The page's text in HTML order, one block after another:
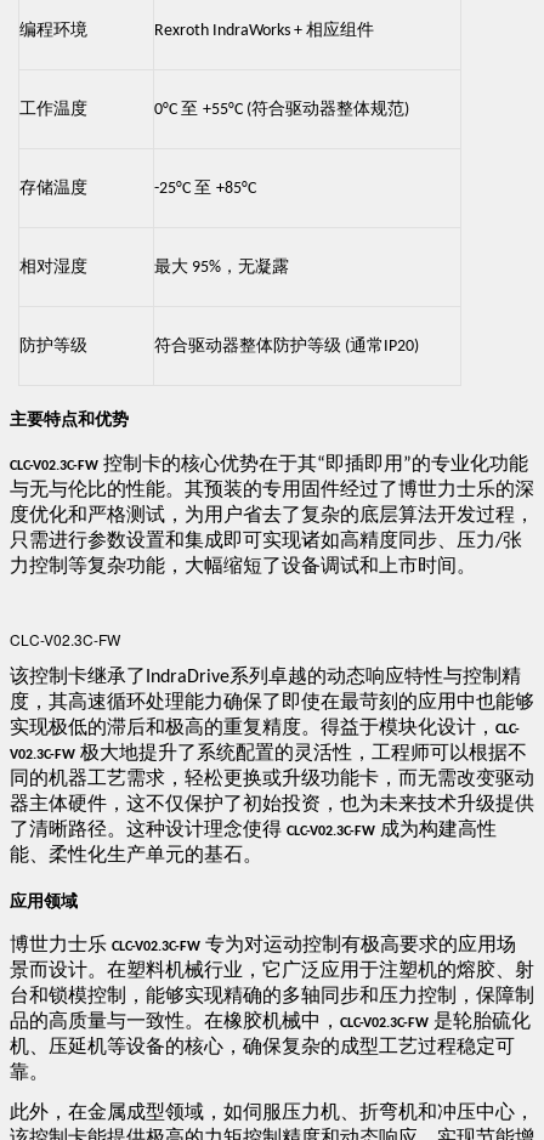
编程环境 Rexroth IndraWorks +相应组件
工作温度 0°C至+55°C (符合驱动器整体规范)
存储温度 -25°C至+85°C
相对湿度 最大 95% ，无凝露
防护等级 符合驱动器整体防护等级 (通常 IP20)
​主要特点和优势​
​CLC-V02.3C-FW​ 控制卡的核心优势在于其“即插即用 ”的专业化功能
与无与伦比的性能。其预装的专用固件经过了博世力士乐的深
度优化和严格测试，为用户省去了复杂的底层算法开发过程，
只需进行参数设置和集成即可实现诸如高精度同步、压力/张
力控制等复杂功能，大幅缩短了设备调试和上市时间。
CLC-V02.3C-FW
该控制卡继承了 IndraDrive系列卓越的动态响应特性与控制精
度，其高速循环处理能力确保了即使在最苛刻的应用中也能够
实现极低的滞后和极高的重复精度。得益于模块化设计， ​CLC-
V02.3C-FW​ 极大地提升了系统配置的灵活性，工程师可以根据不
同的机器工艺需求，轻松更换或升级功能卡，而无需改变驱动
器主体硬件，这不仅保护了初始投资，也为未来技术升级提供
了清晰路径。这种设计理念使得 ​CLC-V02.3C-FW​ 成为构建高性
能、柔性化生产单元的基石。
​应用领域​
博世力士乐 ​CLC-V02.3C-FW​ 专为对运动控制有极高要求的应用场
景而设计。在塑料机械行业，它广泛应用于注塑机的熔胶、射
台和锁模控制，能够实现精确的多轴同步和压力控制，保障制
品的高质量与一致性。在橡胶机械中， ​CLC-V02.3C-FW​ 是轮胎硫化
机、压延机等设备的核心，确保复杂的成型工艺过程稳定可
靠。
此外，在金属成型领域，如伺服压力机、折弯机和冲压中心，